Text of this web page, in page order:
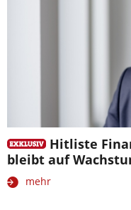
Hitliste
bleibt auf
mehr